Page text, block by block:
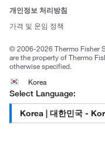
브랜드
개인정보 처리방침
가격 및 운임 정책
© 2006-2026 Thermo Fisher
are the property of Thermo
otherwise specified.
Korea
Select Language: